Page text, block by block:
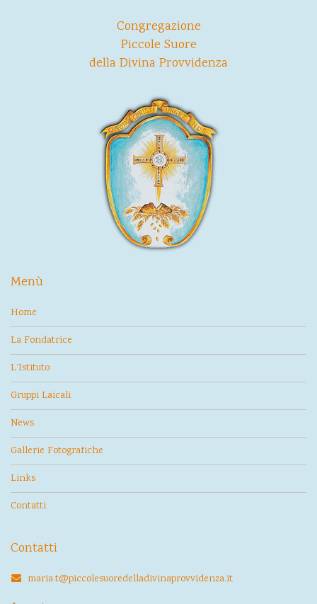
Congregazione
Piccole Suore
della Divina Provvidenza
Menù
Home
La Fondatrice
L’Istituto
Gruppi Laicali
News
Gallerie Fotografiche
Links
Contatti
Contatti
maria.t@piccolesuoredelladivinaprovvidenza.it